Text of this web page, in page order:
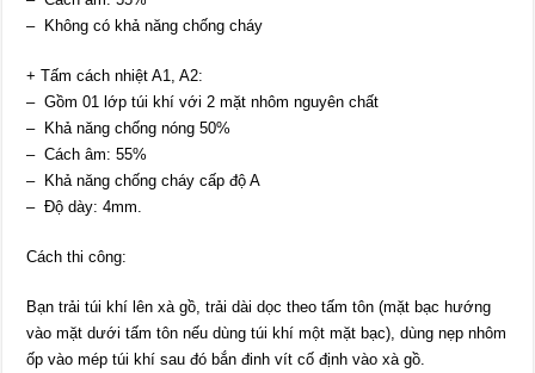
– Không có khả năng chống cháy
+ Tấm cách nhiệt A1, A2:
– Gồm 01 lớp túi khí với 2 mặt nhôm nguyên chất
– Khả năng chống nóng 50%
– Cách âm: 55%
– Khả năng chống cháy cấp độ A
– Độ dày: 4mm.
Cách thi công:
Bạn trải túi khí lên xà gồ, trải dài dọc theo tấm tôn (mặt bạc hướng
vào mặt dưới tấm tôn nếu dùng túi khí một mặt bạc), dùng nẹp nhôm
ốp vào mép túi khí sau đó bắn đinh vít cố định vào xà gồ.